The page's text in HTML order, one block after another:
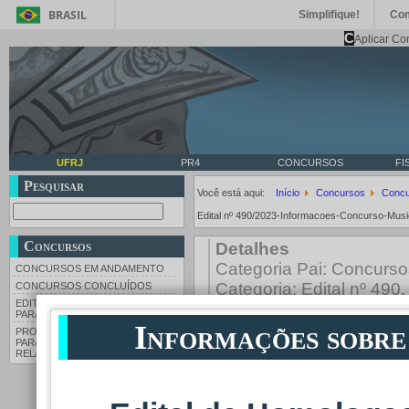
BRASIL Simplifique!
CAplicar
UFRJ PR4 CONCURSOS
Pesquisar
Concursos
CONCURSOS EM ANDAMENTO
CONCURSOS CONCLUÍDOS
EDITAIS DE SORTEIO DE VAGAS
PARA COTAS
PROCESSO SELETIVO INTERNO
PARA AUXILIAR NOS TRABALHOS
RELATIVOS À ELEIÇÃO 2026
Você está aqui: Início Concursos
Edital nº 490/2023-Informacoes-Concurso-
Detalhes
Categoria Pai:
Categoria:Edital nº
Última Atualização: 29
Informações